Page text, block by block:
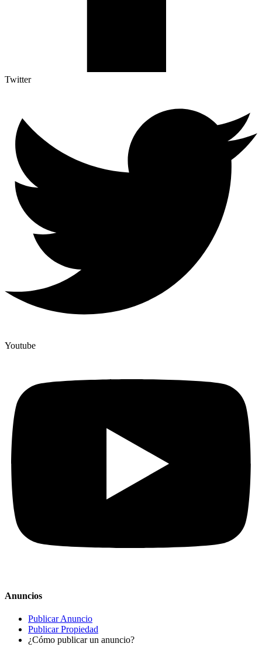
Twitter
Youtube
Anuncios
Publicar Anuncio
Publicar Propiedad
¿Cómo publicar un anuncio?